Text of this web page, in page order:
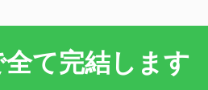
て完結します